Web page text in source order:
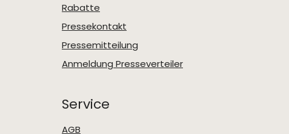
Rabatte
Pressekontakt
Pressemitteilung
Anmeldung Presseverteiler
Service
AGB